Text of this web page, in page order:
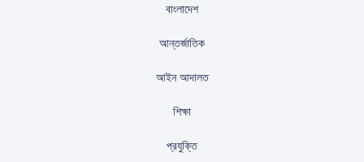
বাংলাদেশ
আন্তর্জাতিক
আইন আদালত
শিক্ষা
প্রযুক্তি